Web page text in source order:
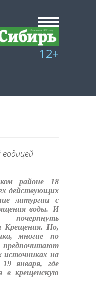
12+
водицей
районе 18
действующих
литургии с
воды. И
Крещения. Но,
многие по
на
января, где
в крещенскую